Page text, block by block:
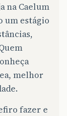
na Caelum
um estágio
melhor
fazer e